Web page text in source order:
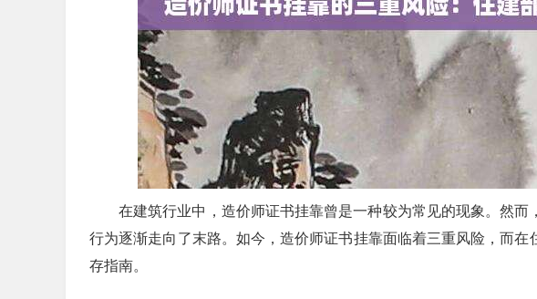
在建筑行业中，造价师证书挂靠曾是一种较为常见的现象。然
行为逐渐走向了末路。如今，造价师证书挂靠面临着三重风险，而
存指南。